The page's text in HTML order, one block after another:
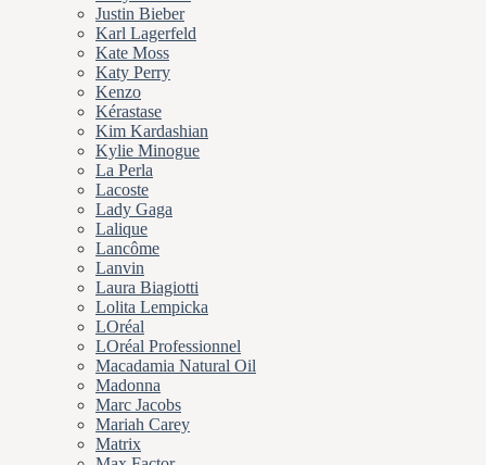
Justin Bieber
Karl Lagerfeld
Kate Moss
Katy Perry
Kenzo
Kérastase
Kim Kardashian
Kylie Minogue
La Perla
Lacoste
Lady Gaga
Lalique
Lancôme
Lanvin
Laura Biagiotti
Lolita Lempicka
LOréal
LOréal Professionnel
Macadamia Natural Oil
Madonna
Marc Jacobs
Mariah Carey
Matrix